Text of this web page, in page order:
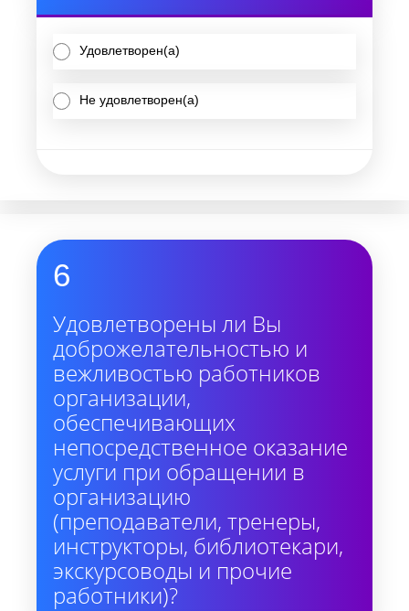
Удовлетворен(а)
Не удовлетворен(а)
6
Удовлетворены ли Вы
доброжелательностью и
вежливостью работников
организации,
обеспечивающих
непосредственное оказание
услуги при обращении в
организацию
(преподаватели, тренеры,
инструкторы, библиотекари,
экскурсоводы и прочие
работники)?